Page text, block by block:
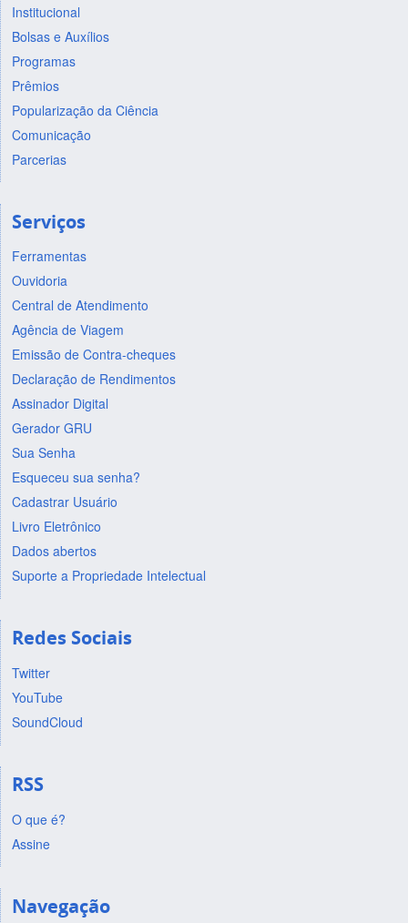
Institucional
Bolsas e Auxílios
Programas
Prêmios
Popularização da Ciência
Comunicação
Parcerias
Serviços
Ferramentas
Ouvidoria
Central de Atendimento
Agência de Viagem
Emissão de Contra-cheques
Declaração de Rendimentos
Assinador Digital
Gerador GRU
Sua Senha
Esqueceu sua senha?
Cadastrar Usuário
Livro Eletrônico
Dados abertos
Suporte a Propriedade Intelectual
Redes Sociais
Twitter
YouTube
SoundCloud
RSS
O que é?
Assine
Navegação